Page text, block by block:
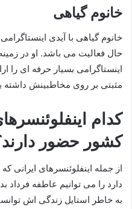
خانوم گیاهی
حال فعالیت می باشد. او در
اینستاگرامی بسیار حرفه ای را
مثبتی بر روی مخاطبینش داشته
کدام
کشور حضور
از جمله اینفلوئنسرهای ایرانی
دارد را می توانیم عاطفه فرداد
به خاطر استایل زندگی اش